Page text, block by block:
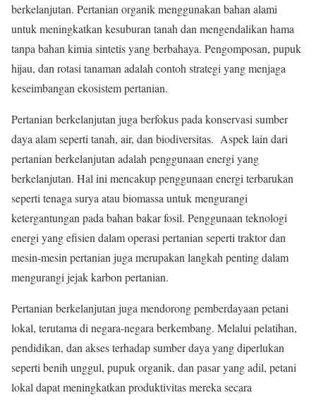
berkelanjutan. Pertanian organik menggunakan bahan alami
untuk meningkatkan kesuburan tanah dan mengendalikan hama
tanpa bahan kimia sintetis yang berbahaya. Pengomposan, pupuk
hijau, dan rotasi tanaman adalah contoh strategi yang menjaga
keseimbangan ekosistem pertanian.
Pertanian berkelanjutan juga berfokus pada konservasi sumber
daya alam seperti tanah, air, dan biodiversitas. Aspek lain dari
pertanian berkelanjutan adalah penggunaan energi yang
berkelanjutan. Hal ini mencakup penggunaan energi terbarukan
seperti tenaga surya atau biomassa untuk mengurangi
ketergantungan pada bahan bakar fosil. Penggunaan teknologi
energi yang efisien dalam operasi pertanian seperti traktor dan
mesin-mesin pertanian juga merupakan langkah penting dalam
mengurangi jejak karbon pertanian.
Pertanian berkelanjutan juga mendorong pemberdayaan petani
lokal, terutama di negara-negara berkembang. Melalui pelatihan,
pendidikan, dan akses terhadap sumber daya yang diperlukan
seperti benih unggul, pupuk organik, dan pasar yang adil, petani
lokal dapat meningkatkan produktivitas mereka secara